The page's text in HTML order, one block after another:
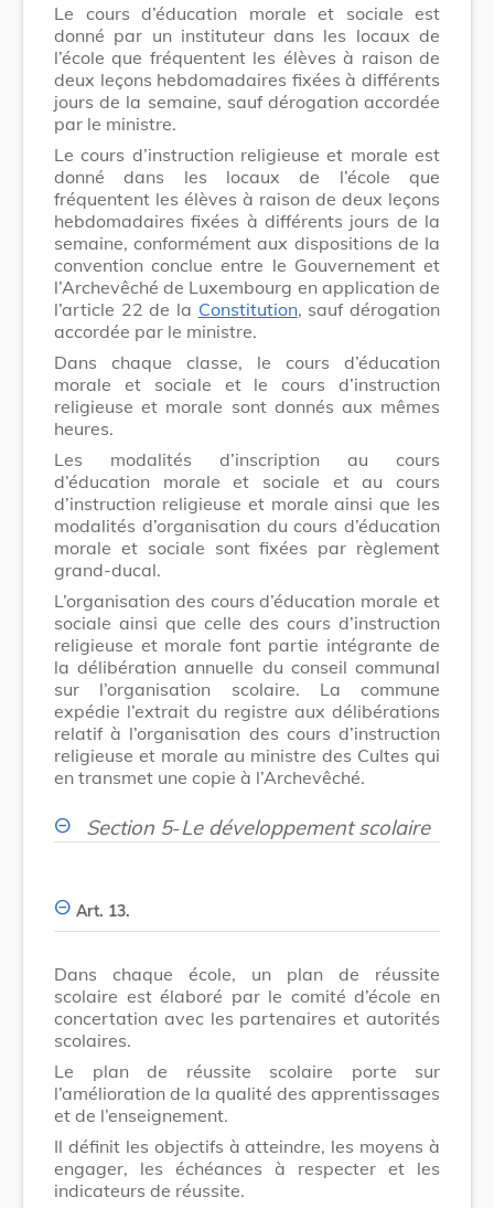
Le cours d’éducation morale et sociale est
donné par un instituteur dans les locaux de
l’école que fréquentent les élèves à raison de
deux leçons hebdomadaires fixées à différents
jours de la semaine, sauf dérogation accordée
par le ministre.
Le cours d’instruction religieuse et morale est
donné dans les locaux de l’école que
fréquentent les élèves à raison de deux leçons
hebdomadaires fixées à différents jours de la
semaine, conformément aux dispositions de la
convention conclue entre le Gouvernement et
l’Archevêché de Luxembourg en application de
l’article 22 de la Constitution, sauf dérogation
accordée par le ministre.
Dans chaque classe, le cours d’éducation
morale et sociale et le cours d’instruction
religieuse et morale sont donnés aux mêmes
heures.
Les modalités d’inscription au cours
d’éducation morale et sociale et au cours
d’instruction religieuse et morale ainsi que les
modalités d’organisation du cours d’éducation
morale et sociale sont fixées par règlement
grand-ducal.
L’organisation des cours d’éducation morale et
sociale ainsi que celle des cours d’instruction
religieuse et morale font partie intégrante de
la délibération annuelle du conseil communal
sur l’organisation scolaire. La commune
expédie l’extrait du registre aux délibérations
relatif à l’organisation des cours d’instruction
religieuse et morale au ministre des Cultes qui
en transmet une copie à l’Archevêché.
Section 5-Le développement scolaire
Art. 13.
Dans chaque école, un plan de réussite
scolaire est élaboré par le comité d’école en
concertation avec les partenaires et autorités
scolaires.
Le plan de réussite scolaire porte sur
l’amélioration de la qualité des apprentissages
et de l’enseignement.
Il définit les objectifs à atteindre, les moyens à
engager, les échéances à respecter et les
indicateurs de réussite.